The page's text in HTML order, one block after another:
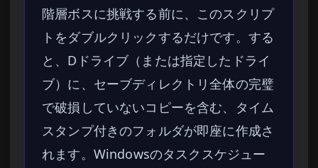
階層ボスに挑戦する前に、このスクリプ
トをダブルクリックするだけです。する
と、Dドライブ（または指定したドライ
ブ）に、セーブディレクトリ全体の完璧
で破損していないコピーを含む、タイム
スタンプ付きのフォルダが即座に作成さ
れます。Windowsのタスクスケジュー